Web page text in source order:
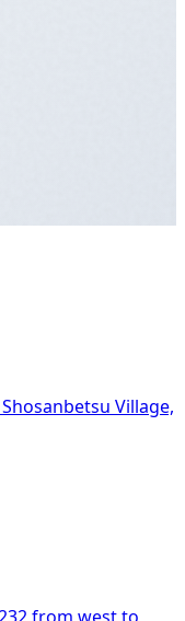
Village,
from west to